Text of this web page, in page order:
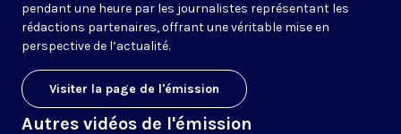
pendant une heure par les journalistes représentant les
rédactions partenaires, offrant une véritable mise en
perspective de l’actualité.
Visiter la page de l'émission
Autres vidéos de l'émission